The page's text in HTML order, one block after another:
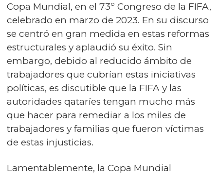
Copa Mundial, en el 73º Congreso de la FIFA,
celebrado en marzo de 2023. En su discurso
se centró en gran medida en estas reformas
estructurales y aplaudió su éxito. Sin
embargo, debido al reducido ámbito de
trabajadores que cubrían estas iniciativas
políticas, es discutible que la FIFA y las
autoridades qataríes tengan mucho más
que hacer para remediar a los miles de
trabajadores y familias que fueron víctimas
de estas injusticias.
Lamentablemente, la Copa Mundial